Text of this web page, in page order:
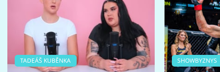
TADEÁŠ KUBĚNKA SHOWBYZNYS